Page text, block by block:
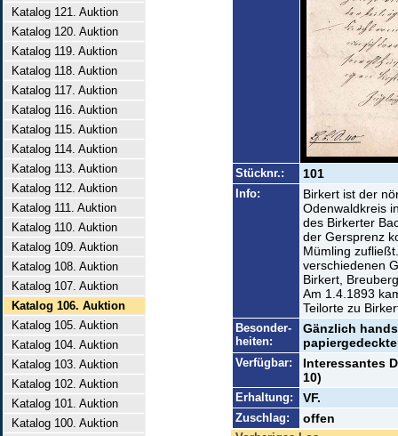
Katalog 121. Auktion
Katalog 120. Auktion
Katalog 119. Auktion
Katalog 118. Auktion
Katalog 117. Auktion
Katalog 116. Auktion
Katalog 115. Auktion
Katalog 114. Auktion
Katalog 113. Auktion
Katalog 112. Auktion
Katalog 111. Auktion
Katalog 110. Auktion
Katalog 109. Auktion
Katalog 108. Auktion
Katalog 107. Auktion
Katalog 106. Auktion
Katalog 105. Auktion
Katalog 104. Auktion
Katalog 103. Auktion
Katalog 102. Auktion
Katalog 101. Auktion
Katalog 100. Auktion
Stücknr.: 101
Info:
Birkert ist der
Odenwaldkreis
des Birkerter
der Gersprenz
Mümling
verschiedenen
Birkert,
Am 1.4.1893
Teilorte zu
Besonder-
heiten:
Gänzlich
Verfügbar:
Interessantes
10)
Erhaltung: VF.
Zuschlag: offen